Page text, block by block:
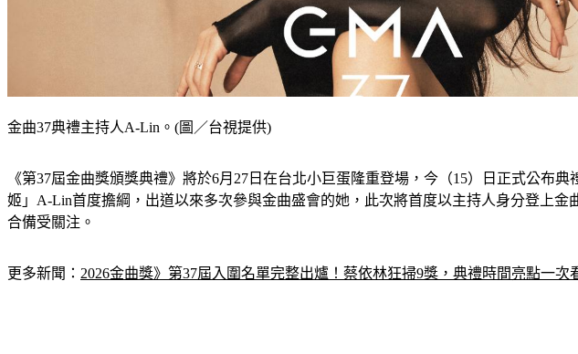
金曲37典禮主持人A-Lin。(圖／台視提供)
《第37屆金曲獎頒獎典禮》將於6月27日在台北小巨蛋隆重登場，今（15）日正式公
姬」A-Lin首度擔綱，出道以來多次參與金曲盛會的她，此次將首度以主持人身分登上
合備受關注。
更多新聞： 2026金曲獎》第37屆入圍名單完整出爐！蔡依林狂掃9獎，典禮時間亮點一次